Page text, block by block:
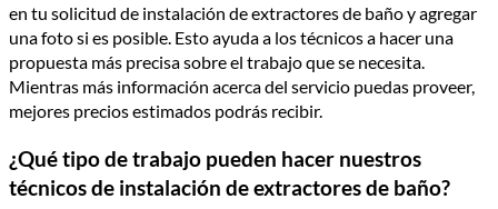
en tu solicitud de instalación de extractores de baño y agregar
una foto si es posible. Esto ayuda a los técnicos a hacer una
propuesta más precisa sobre el trabajo que se necesita.
Mientras más información acerca del servicio puedas proveer,
mejores precios estimados podrás recibir.
¿Qué tipo de trabajo pueden hacer nuestros
técnicos de instalación de extractores de baño?